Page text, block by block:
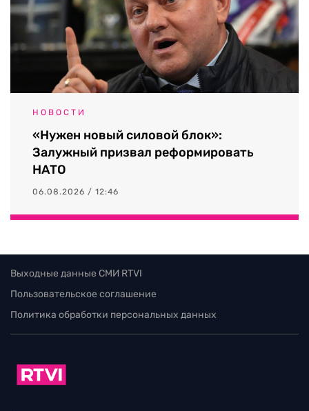
НОВОСТИ
«Нужен новый силовой блок»:
Залужный призвал реформировать
НАТО
06.08.2026 / 12:46
Выходные данные СМИ RTVI
Пользовательское соглашение
Политика обработки персональных данных